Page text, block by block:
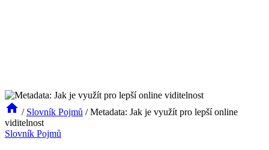
/ Slovník Pojmů / Metadata: Jak je využít pro lepší online
viditelnost
Slovník Pojmů